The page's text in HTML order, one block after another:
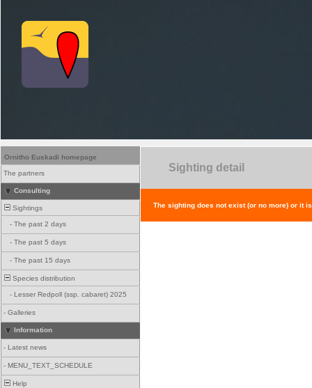
Ornitho Euskadi homepage
The partners
Consulting
Sightings
- The past 2 days
- The past 5 days
- The past 15 days
Species distribution
- Lesser Redpoll (ssp. cabaret) 2025
- Galleries
Information
- Latest news
- MENU_TEXT_SCHEDULE
Help
Sighting detail
The sighting does not exist (or no more) or it